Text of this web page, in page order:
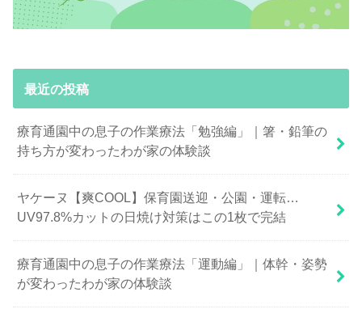
最近の投稿
療育通園中の息子の作業療法「勉強編」｜箸・鉛筆の
持ち方が変わったわが家の体験談
ヤケーヌ【爽COOL】保育園送迎・公園・運転…
UV97.8%カットの日焼け対策はこの1枚で完結
療育通園中の息子の作業療法「運動編」｜体幹・姿勢
が変わったわが家の体験談